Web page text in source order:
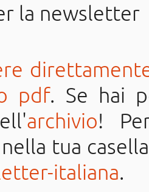
la newsletter
pdf. Se hai
archivio!
tua
italiana.